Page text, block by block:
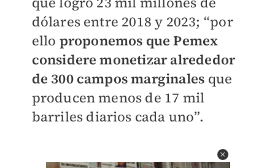
dólares entre 2018 y 2023; “por
ello proponemos que Pemex
considere monetizar alrededor
de 300 campos marginales que
producen menos de 17 mil
barriles diarios cada uno”.